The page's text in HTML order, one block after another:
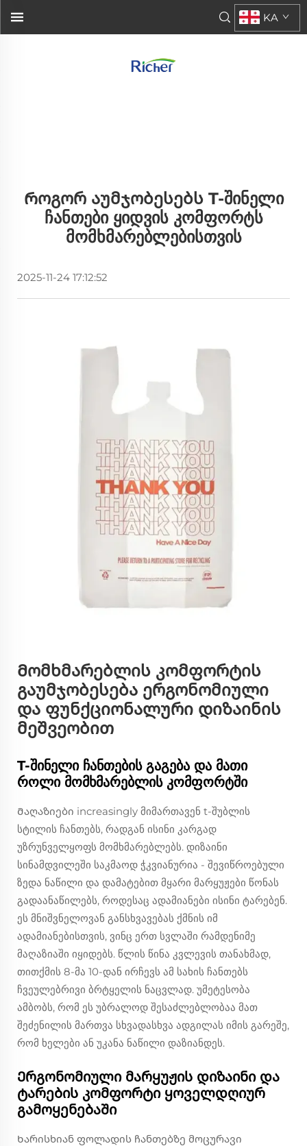
KA
Როგორ Აუმჯობესებს T-Შინელი
Ჩანთები Ყიდვის Კომფორტს
Მომხმარებლებისთვის
2025-11-24 17:12:52
Მომხმარებლის კომფორტის
გაუმჯობესება ერგონომიული
და ფუნქციონალური დიზაინის
მეშვეობით
T-შინელი ჩანთების გაგება და მათი
როლი მომხმარებლის კომფორტში
Მაღაზიები increasingly მიმართავენ t-შუბლის
სტილის ჩანთებს, რადგან ისინი კარგად
უზრუნველყოფს მომხმარებლებს. დიზაინი
სინამდვილეში საკმაოდ ჭკვიანურია - შევიწროებული
ზედა ნაწილი და დამატებით მყარი მარყუჟები წონას
გადაანაწილებს, როდესაც ადამიანები ისინი ტარებენ.
ეს მნიშვნელოვან განსხვავებას ქმნის იმ
ადამიანებისთვის, ვინც ერთ სვლაში რამდენიმე
მაღაზიაში იყიდებს. წლის წინა კვლევის თანახმად,
თითქმის 8-მა 10-დან ირჩევს ამ სახის ჩანთებს
ჩვეულებრივი ბრტყელის ნაცვლად. უმეტესობა
ამბობს, რომ ეს უბრალოდ შესაძლებლობაა მათ
შეძენილის მართვა სხვადასხვა ადგილას იმის გარეშე,
რომ ხელები ან უკანა ნაწილი დაზიანდეს.
Ერგონომიული მარყუჟის დიზაინი და
ტარების კომფორტი ყოველდღიურ
გამოყენებაში
Ხარისხიან ფოლადის ჩანთებზე მოცურავი